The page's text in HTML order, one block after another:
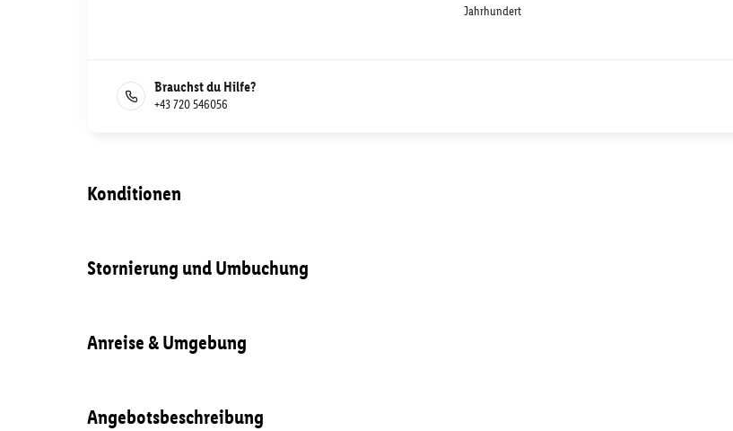
Jahrhundert
Brauchst du Hilfe?
+43 720 546056
Konditionen
Stornierung und Umbuchung
Anreise & Umgebung
Angebotsbeschreibung